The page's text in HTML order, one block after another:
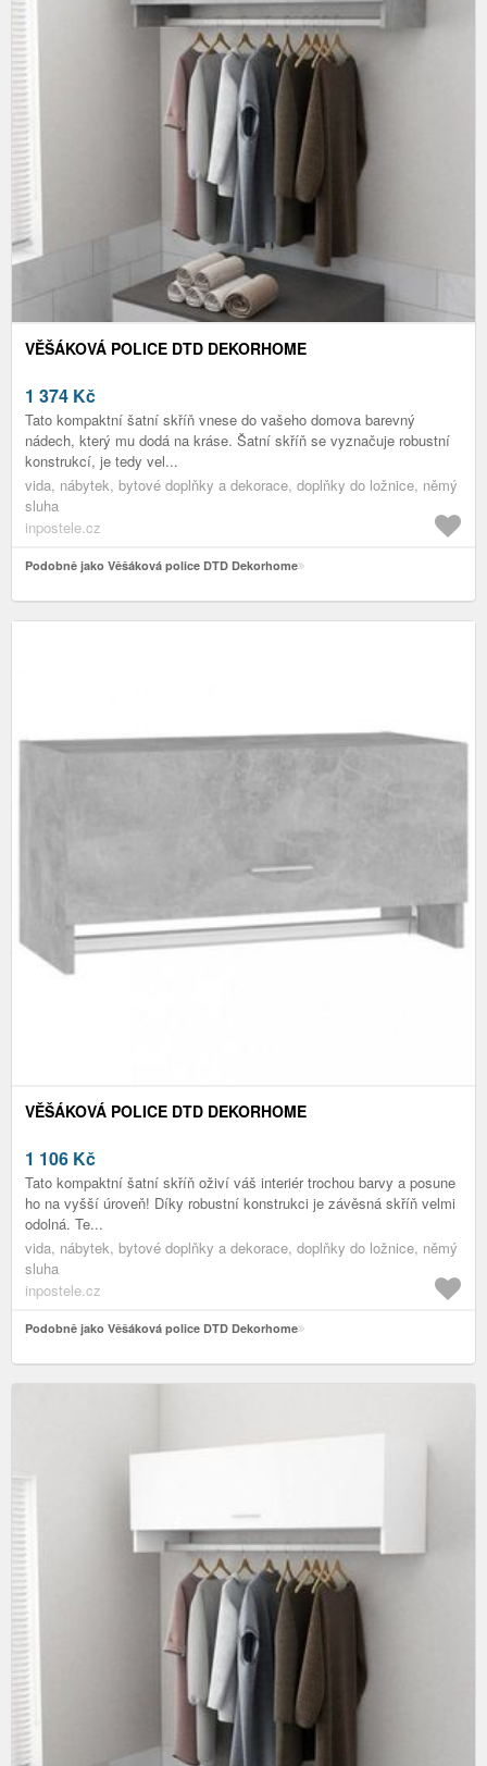
VĚŠÁKOVÁ POLICE DTD DEKORHOME
1 374 Kč
Tato kompaktní šatní skříň vnese do vašeho domova barevný
nádech, který mu dodá na kráse. Šatní skříň se vyznačuje robustní
konstrukcí, je tedy vel...
vida, nábytek, bytové doplňky a dekorace, doplňky do ložnice, němý
sluha
inpostele.cz
Podobně jako Věšáková police DTD Dekorhome
VĚŠÁKOVÁ POLICE DTD DEKORHOME
1 106 Kč
Tato kompaktní šatní skříň oživí váš interiér trochou barvy a posune
ho na vyšší úroveň! Díky robustní konstrukci je závěsná skříň velmi
odolná. Te...
vida, nábytek, bytové doplňky a dekorace, doplňky do ložnice, němý
sluha
inpostele.cz
Podobně jako Věšáková police DTD Dekorhome